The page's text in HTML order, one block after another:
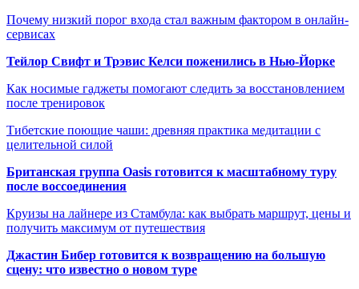
Почему низкий порог входа стал важным фактором в онлайн-
сервисах
Тейлор Свифт и Трэвис Келси поженились в Нью-Йорке
Как носимые гаджеты помогают следить за восстановлением
после тренировок
Тибетские поющие чаши: древняя практика медитации с
целительной силой
Британская группа Oasis готовится к масштабному туру
после воссоединения
Круизы на лайнере из Стамбула: как выбрать маршрут, цены и
получить максимум от путешествия
Джастин Бибер готовится к возвращению на большую
сцену: что известно о новом туре